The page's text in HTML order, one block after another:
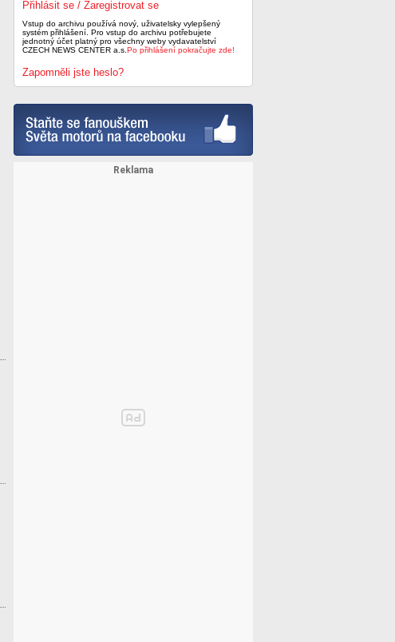
Přihlásit se / Zaregistrovat se
Vstup do archivu používá nový, uživatelsky vylepšený
systém přihlášení. Pro vstup do archivu potřebujete
jednotný účet platný pro všechny weby vydavatelství
CZECH NEWS CENTER a.s. Po přihlášení pokračujte zde!
Zapomněli jste heslo?